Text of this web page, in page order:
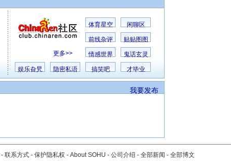
更多>>
体育星空 闲聊区
前线杂评 贴贴图图
情感世界 鬼话玄灵
娱乐旮旯 隐密私语 搞笑吧 才毕业
我要发布
- 联系方式 - 保护隐私权 - About SOHU - 公司介绍 - 全部新闻 - 全部博文